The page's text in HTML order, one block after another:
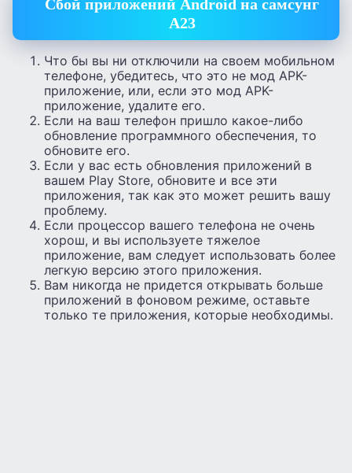
Сбой приложений Android на самсунг
А23
Что бы вы ни отключили на своем мобильном
телефоне, убедитесь, что это не мод APK-
приложение, или, если это мод APK-
приложение, удалите его.
Если на ваш телефон пришло какое-либо
обновление программного обеспечения, то
обновите его.
Если у вас есть обновления приложений в
вашем Play Store, обновите и все эти
приложения, так как это может решить вашу
проблему.
Если процессор вашего телефона не очень
хорош, и вы используете тяжелое
приложение, вам следует использовать более
легкую версию этого приложения.
Вам никогда не придется открывать больше
приложений в фоновом режиме, оставьте
только те приложения, которые необходимы.